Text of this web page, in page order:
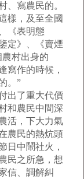
、寫農民的。
樣，及至全國
《表明態
定》、《賣煙
村出身的
寫作的時候，
。”
出了重大代價
和農民中間深
活，下大力氣
農民的熱炕頭
日中鬧社火，
民之所急，想
信、調解糾